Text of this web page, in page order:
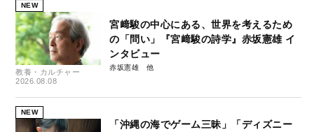
NEW
教養・カルチャー
2026.08.08
宮﨑駿の中心にある、世界を考えるため
の「問い」『宮﨑駿の詩学』赤坂憲雄 イ
ンタビュー
赤坂憲雄
NEW
「沖縄の海でゲーム三昧」「ディズニー